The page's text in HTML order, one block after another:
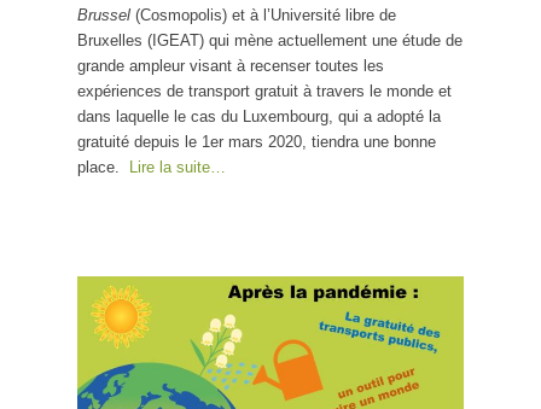
Brussel (Cosmopolis) et à l’Université libre de
Bruxelles (IGEAT) qui mène actuellement une étude de
grande ampleur visant à recenser toutes les
expériences de transport gratuit à travers le monde et
dans laquelle le cas du Luxembourg, qui a adopté la
gratuité depuis le 1er mars 2020, tiendra une bonne
place.
Lire la suite…